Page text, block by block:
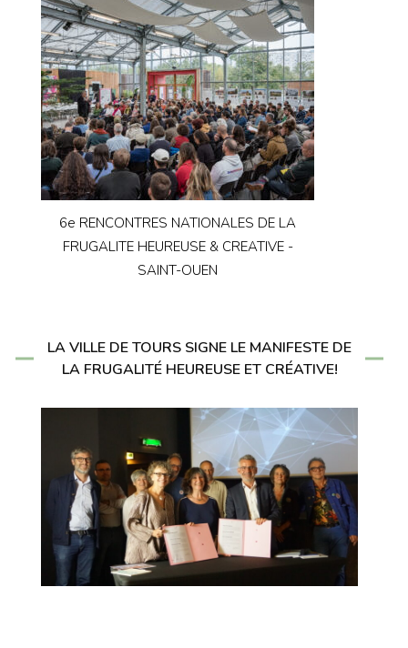
6e RENCONTRES NATIONALES DE LA
FRUGALITE HEUREUSE & CREATIVE -
SAINT-OUEN
LA VILLE DE TOURS SIGNE LE MANIFESTE DE
LA FRUGALITÉ HEUREUSE ET CRÉATIVE!